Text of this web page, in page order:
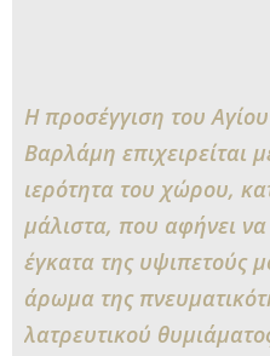
Η προσέγγιση του
Βαρλάμη επιχειρείται
ιερότητα του χώρου,
μάλιστα, που αφήνει
έγκατα της υψιπετούς
άρωμα της
λατρευτικού